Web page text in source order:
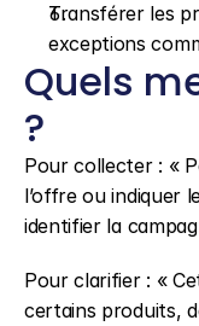
Transférer les
exceptions
Quels
?
Pour collecter : «
l’offre ou indiquer
identifier la
Pour clarifier : «
certains produits,